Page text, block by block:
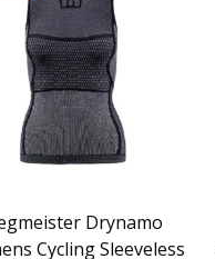
Drynamo
Cycling Sleeveless